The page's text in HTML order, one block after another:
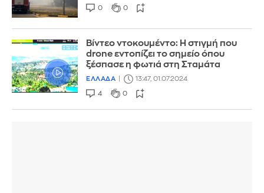
0 0
Βίντεο ντοκουμέντο: Η στιγμή που
drone εντοπίζει το σημείο όπου
ξέσπασε η φωτιά στη Σταμάτα
ΕΛΛΑΔΑ 13:47, 01.07.2024
4 0